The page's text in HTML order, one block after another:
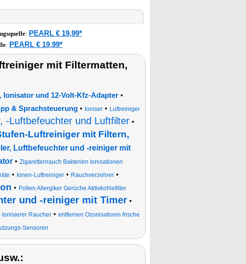
: PEARL € 19,99*
: PEARL € 19,99*
mit Filtermatten,
und 12-Volt-Kfz-Adapter•
& Sprachsteuerung• Ioniser• Luftreiniger
-Luftbefeuchter und Luftfilter•
Luftreiniger mit Filtern,
Luftbefeuchter und -reiniger mit
• Zigarettenrauch Bakterien Ionisationen
• Ionen-Luftreiniger• Rauchverzehrer•
• Pollen Allergiker Gerüche Aktivkohlefilter
und -reiniger mit Timer •
Ionisierer Raucher• entfernen Ozonisatoren frische
Sensoren